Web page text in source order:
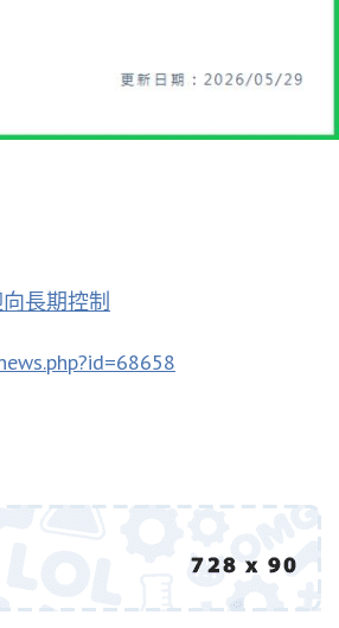
長期控制